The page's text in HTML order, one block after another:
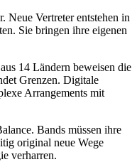
Neue Vertreter entstehen in
Sie bringen ihre eigenen
14 Ländern beweisen die
Grenzen. Digitale
Arrangements mit
Bands müssen ihre
original neue Wege
verharren.